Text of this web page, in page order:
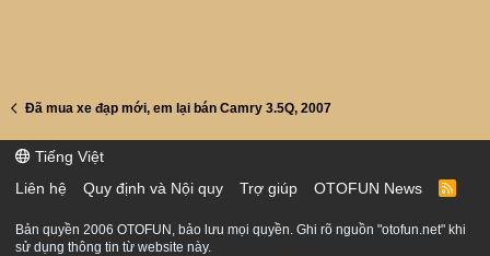
Đã mua xe đạp mới, em lại bán Camry 3.5Q, 2007
Tiếng Việt
Liên hệ
Quy định và Nội quy Trợ giúp OTOFUN News
R
S
Bản quyền 2006 OTOFUN, bảo lưu mọi quyền. Ghi rõ nguồn "otofun.net" khi
sử dụng thông tin từ website này.